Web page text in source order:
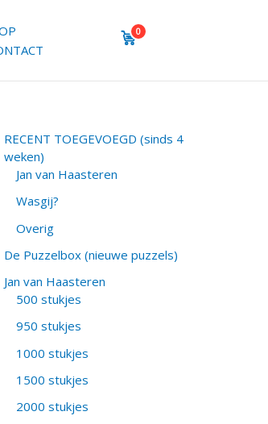
0
RECENT TOEGEVOEGD (sinds 4
weken)
Jan van Haasteren
Wasgij?
Overig
De Puzzelbox (nieuwe puzzels)
Jan van Haasteren
500 stukjes
950 stukjes
1000 stukjes
1500 stukjes
2000 stukjes